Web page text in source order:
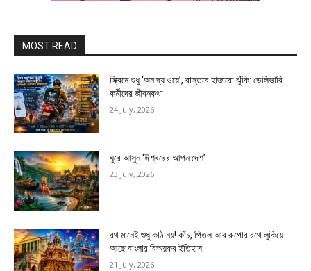
MOST READ
স্ক্রিনে শুধু ‘অন দ্য ওয়ে’, বাস্তবে হাজারো ঝুঁকি: ডেলিভারি
কর্মীদের জীবনকথা
24 July, 2026
ঘুরে আসুন ‘ঈশ্বরের আপন দেশ’
23 July, 2026
রথ মানেই শুধু কাঠ নয়! কাঁচ, পিতল আর রূপোর রথে লুকিয়ে
আছে বাংলার বিস্ময়কর ইতিহাস
21 July, 2026